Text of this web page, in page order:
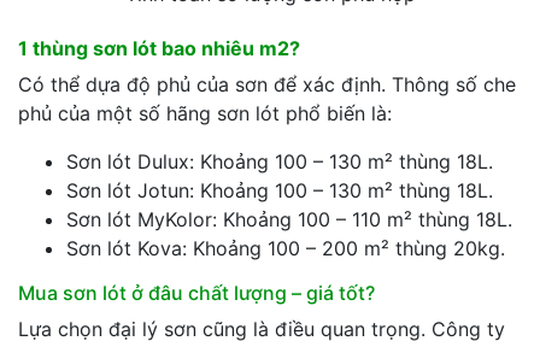
1 thùng sơn lót bao nhiêu m2?
Có thể dựa độ phủ của sơn để xác định. Thông số che
phủ của một số hãng sơn lót phổ biến là:
Sơn lót Dulux: Khoảng 100 – 130 m² thùng 18L.
Sơn lót Jotun: Khoảng 100 – 130 m² thùng 18L.
Sơn lót MyKolor: Khoảng 100 – 110 m² thùng 18L.
Sơn lót Kova: Khoảng 100 – 200 m² thùng 20kg.
Mua sơn lót ở đâu chất lượng – giá tốt?
Lựa chọn đại lý sơn cũng là điều quan trọng. Công ty